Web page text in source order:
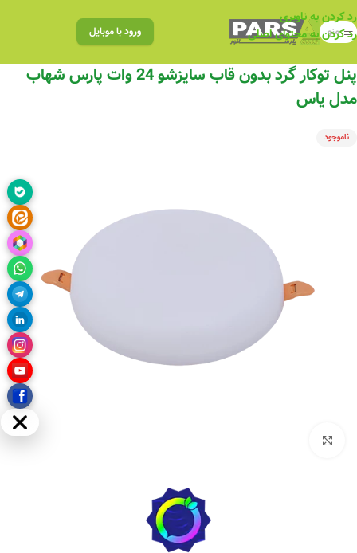
رد کردن به ناوبری
رد کردن به محتوای اصلی
منو ورود با موبایل
پنل توکار گرد بدون قاب سایزشو 24 وات پارس شهاب
مدل یاس
ناموجود